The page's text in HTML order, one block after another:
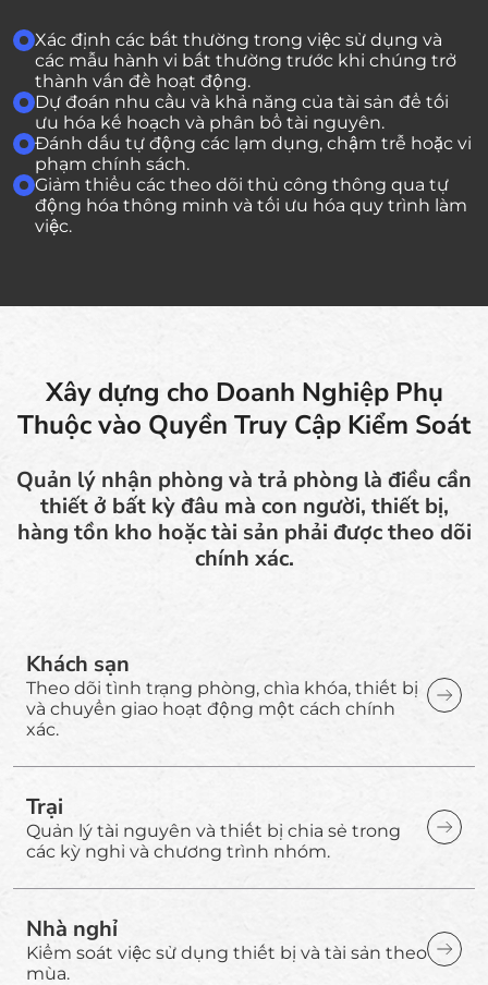
Xác định các bất thường trong việc sử dụng và
các mẫu hành vi bất thường trước khi chúng trở
thành vấn đề hoạt động.
Dự đoán nhu cầu và khả năng của tài sản để tối
ưu hóa kế hoạch và phân bổ tài nguyên.
Đánh dấu tự động các lạm dụng, chậm trễ hoặc vi
phạm chính sách.
Giảm thiểu các theo dõi thủ công thông qua tự
động hóa thông minh và tối ưu hóa quy trình làm
việc.
Xây dựng cho Doanh Nghiệp Phụ
Thuộc vào Quyền Truy Cập Kiểm Soát
Quản lý nhận phòng và trả phòng là điều cần
thiết ở bất kỳ đâu mà con người, thiết bị,
hàng tồn kho hoặc tài sản phải được theo dõi
chính xác.
Khách sạn
Theo dõi tình trạng phòng, chìa khóa, thiết bị
và chuyển giao hoạt động một cách chính
xác.
Trại
Quản lý tài nguyên và thiết bị chia sẻ trong
các kỳ nghỉ và chương trình nhóm.
Nhà nghỉ
Kiểm soát việc sử dụng thiết bị và tài sản theo
mùa.